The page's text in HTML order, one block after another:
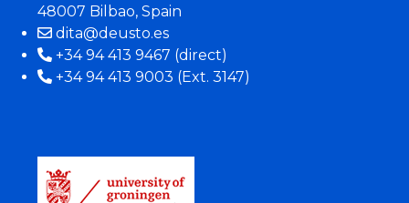
48007 Bilbao, Spain
dita@deusto.es
+34 94 413 9467 (direct)
+34 94 413 9003 (Ext. 3147)